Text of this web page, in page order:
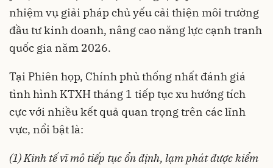
nhiệm vụ giải pháp chủ yếu cải thiện môi trường
đầu tư kinh doanh, nâng cao năng lực cạnh tranh
quốc gia năm 2026.
Tại Phiên họp, Chính phủ thống nhất đánh giá
tình hình KTXH tháng 1 tiếp tục xu hướng tích
cực với nhiều kết quả quan trọng trên các lĩnh
vực, nổi bật là:
(1) Kinh tế vĩ mô tiếp tục ổn định, lạm phát được kiểm